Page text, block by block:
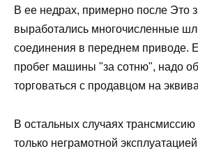
В ее недрах, примерно после Это
выработались многочисленные
соединения в переднем приводе.
пробег машины "за сотню", надо
торговаться с продавцом на
В остальных случаях
только неграмотной